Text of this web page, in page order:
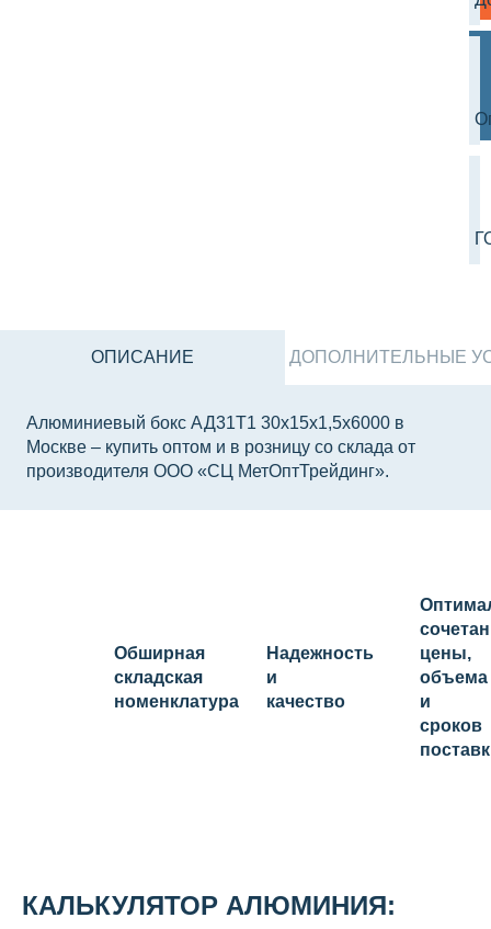
ОПИСАНИЕ ДОПОЛНИТЕЛЬНЫЕ
Алюминиевый бокс АД31Т1 30х15х1,5х6000 в
Москве – купить оптом и в розницу со склада от
производителя ООО «СЦ МетОптТрейдинг».
Обширная
складская
номенклатура
Надежность
и
качество
цены,
объема
и
сроков
КАЛЬКУЛЯТОР АЛЮМИНИЯ: